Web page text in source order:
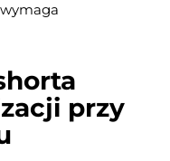
przy